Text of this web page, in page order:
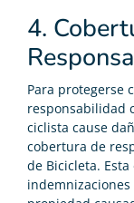
4.
Para protegerse
responsabilidad
ciclista cause
cobertura de
de Bicicleta.